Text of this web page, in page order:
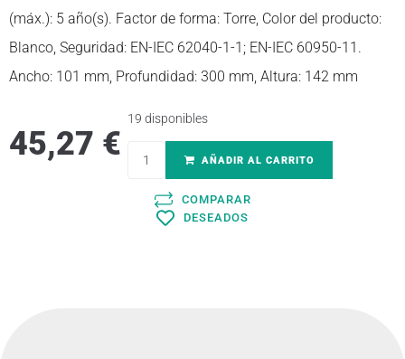
(máx.): 5 año(s). Factor de forma: Torre, Color del producto:
Blanco, Seguridad: EN-IEC 62040-1-1; EN-IEC 60950-11.
Ancho: 101 mm, Profundidad: 300 mm, Altura: 142 mm
45,27 €
19 disponibles
AÑADIR AL CARRITO
COMPARAR
DESEADOS